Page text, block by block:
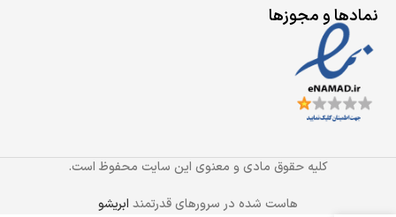
نمادها و مجوزها
کلیه حقوق مادی و معنوی این سایت محفوظ است.
هاست شده در سرورهای قدرتمند ابریشو